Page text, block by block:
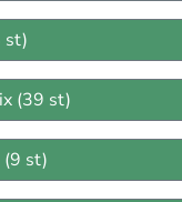
st)
(39 st)
(9 st)